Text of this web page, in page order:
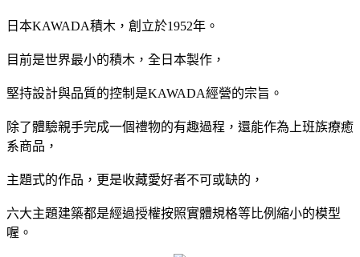
日本KAWADA積木，創立於1952年。
目前是世界最小的積木，全日本製作，
堅持設計與品質的控制是KAWADA經營的宗旨。
除了體驗親手完成一個禮物的有趣過程，還能作為上班族療癒
系商品，
主題式的作品，更是收藏愛好者不可或缺的，
六大主題建築都是經過授權按照實體規格等比例縮小的模型
喔。